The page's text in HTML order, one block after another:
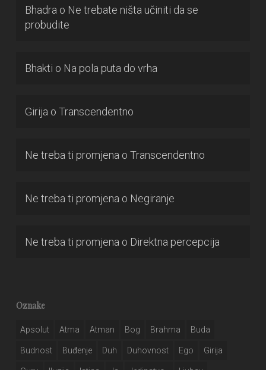
Bhadra o Ne trebate ništa učiniti da se
probudite
Bhakti o Na pola puta do vrha
Girija o Transcendentno
Ne treba ti promjena o Transcendentno
Ne treba ti promjena o Negiranje
Ne treba ti promjena o Direktna percepcija
Oznake
Apsolut Atma Atman Bog Brahma Buda
Budnost Buđenje Duh Duhovnost Ego Girija